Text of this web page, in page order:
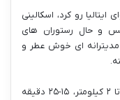
رو کرد، اسکالینی
حس و حال رستوران های
مدیترانه ای خوش عطر و
حدود ۱.۵ تا ۲ کیلومتر، ۱۵-۲۵ دقیقه